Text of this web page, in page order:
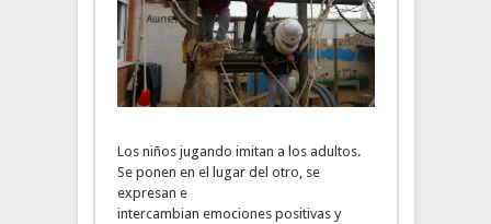
Los niños jugando imitan a los adultos.
Se ponen en el lugar del otro, se
expresan e
intercambian emociones positivas y